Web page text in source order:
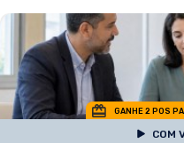
GANHE 2 POS
COM